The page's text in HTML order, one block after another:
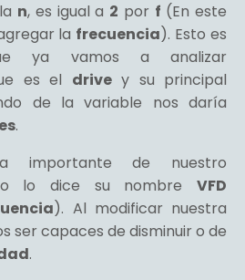
n, es igual a 2 por f (En este
la frecuencia). Esto es
ya vamos a analizar
es el drivey su principal
de la variable nos daría
.
importante de nuestro
lo dice su nombre VFD
). Al modificar nuestra
ser capaces de disminuir o de
.